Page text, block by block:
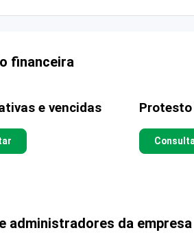
financeira
e vencidas Protesto
administradores da empresa